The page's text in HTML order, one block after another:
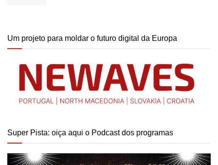
Um projeto para moldar o futuro digital da Europa
Super Pista: oiça aqui o Podcast dos programas